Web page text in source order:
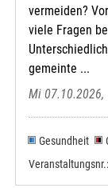
vermeiden?
viele Fragen
gemeinte ...
Mi 07.10.2026,
Gesundheit